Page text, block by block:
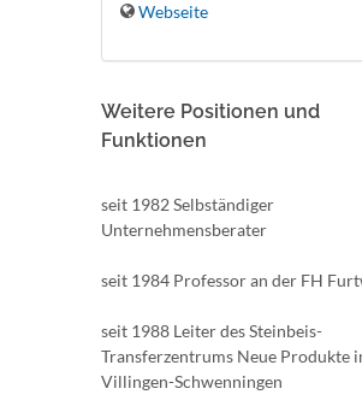
Webseite
Weitere Positionen und
Funktionen
seit 1982 Selbständiger
Unternehmensberater
seit 1984 Professor an der FH
seit 1988 Leiter des Steinbeis-
Transferzentrums Neue Produkte
Villingen-Schwenningen